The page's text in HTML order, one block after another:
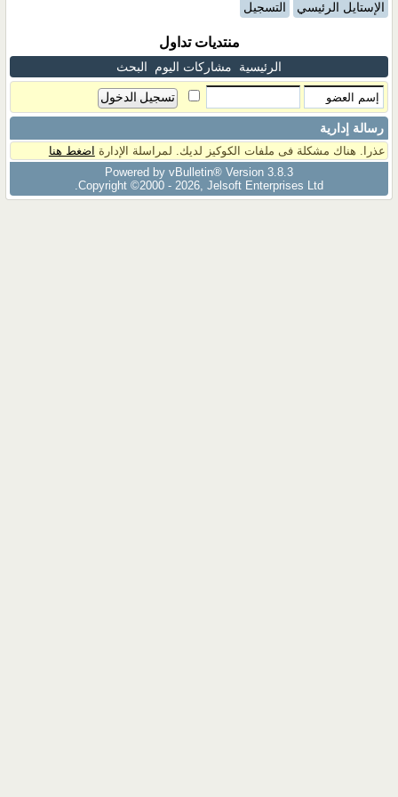
الإستايل الرئيسي التسجيل
منتديات تداول
الرئيسية مشاركات اليوم البحث
رسالة إدارية
عذرا. هناك مشكلة فى ملفات الكوكيز لديك. لمراسلة الإدارة اضغط هنا
Powered by vBulletin® Version 3.8.3
Copyright ©2000 - 2026, Jelsoft Enterprises Ltd.